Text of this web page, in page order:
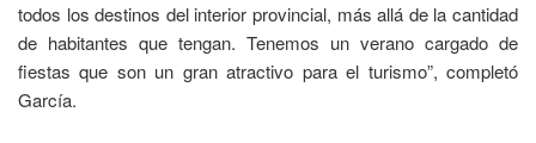
todos los destinos del interior provincial, más allá de la cantidad
de habitantes que tengan. Tenemos un verano cargado de
fiestas que son un gran atractivo para el turismo”, completó
García.